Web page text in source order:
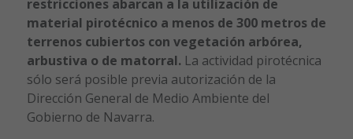
restricciones abarcan a la utilización de
material pirotécnico a menos de 300 metros de
terrenos cubiertos con vegetación arbórea,
arbustiva o de matorral. La actividad pirotécnica
sólo será posible previa autorización de la
Dirección General de Medio Ambiente del
Gobierno de Navarra.